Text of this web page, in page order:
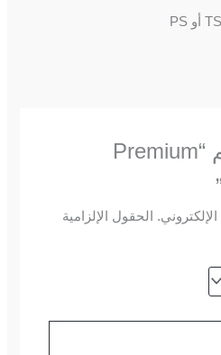
كن أول من يقيم “Premium
الحقول الإلزامية